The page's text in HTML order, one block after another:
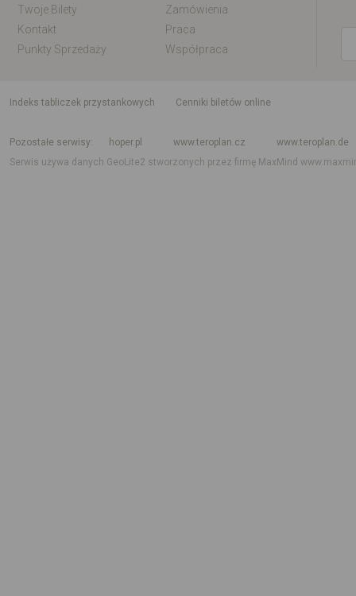
Twoje Bilety
Zamówienia
Kontakt
Praca
Punkty Sprzedaży
Współpraca
indeks tabliczek przystankowych
Cenniki biletów online
Pozostałe serwisy
hoper.pl www.teroplan.cz
www.teroplan.de
Serwis używa danych GeoLite2 stworzonych przez firmę MaxMind